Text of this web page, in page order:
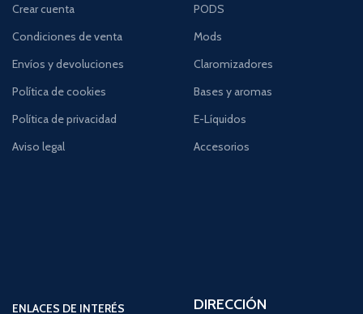
Crear cuenta
Condiciones de venta
Envíos y devoluciones
Política de cookies
Política de privacidad
Aviso legal
PODS
Mods
Claromizadores
Bases y aromas
E-Líquidos
Accesorios
ENLACES DE INTERÉS
DIRECCIÓN